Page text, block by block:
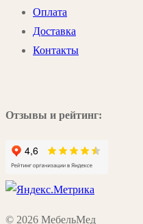
Оплата
Доставка
Контакты
Отзывы и рейтинг:
© 2026 МебельМед